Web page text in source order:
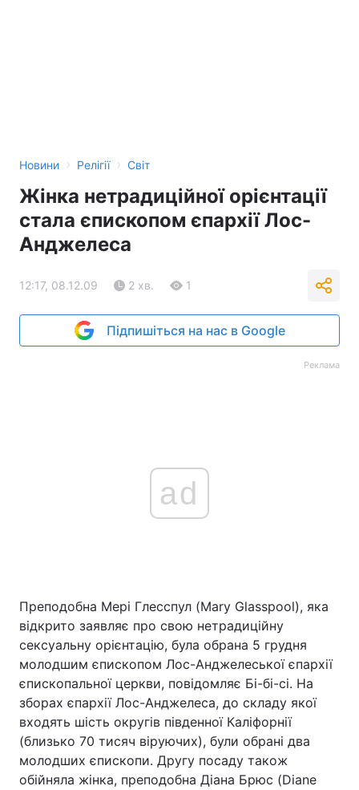
Новини › Релігії › Світ
Жінка нетрадиційної орієнтації
стала єпископом єпархії Лос-
Анджелеса
12:17, 08.12.09 2 хв. 1
Підпишіться на нас в Google
Реклама
ad
Преподобна Мері Глесспул (Mary Glasspool), яка
відкрито заявляє про свою нетрадиційну
сексуальну орієнтацію, була обрана 5 грудня
молодшим єпископом Лос-Анджелеської єпархії
єпископальної церкви, повідомляє Бі-бі-сі. На
зборах єпархії Лос-Анджелеса, до складу якої
входять шість округів південної Каліфорнії
(близько 70 тисяч віруючих), були обрані два
молодших єпископи. Другу посаду також
обійняла жінка, преподобна Діана Брюс (Diane